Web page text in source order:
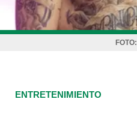
FOTO:
ENTRETENIMIENTO